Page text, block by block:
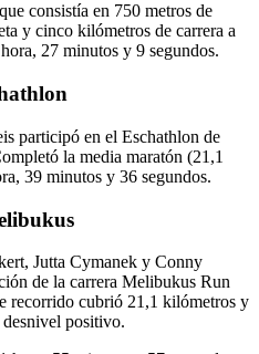
consistía en 750 metros de
y cinco kilómetros de carrera a
27 minutos y 9 segundos.
participó en el Eschathlon de
la media maratón (21,1
39 minutos y 36 segundos.
Jutta Cymanek y Conny
de la carrera Melibukus Run
recorrido cubrió 21,1 kilómetros y
positivo.